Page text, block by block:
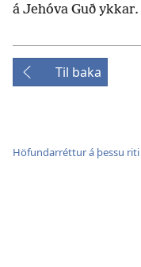
á Jehóva Guð ykkar.
Til baka
Höfundarréttur á þessu riti